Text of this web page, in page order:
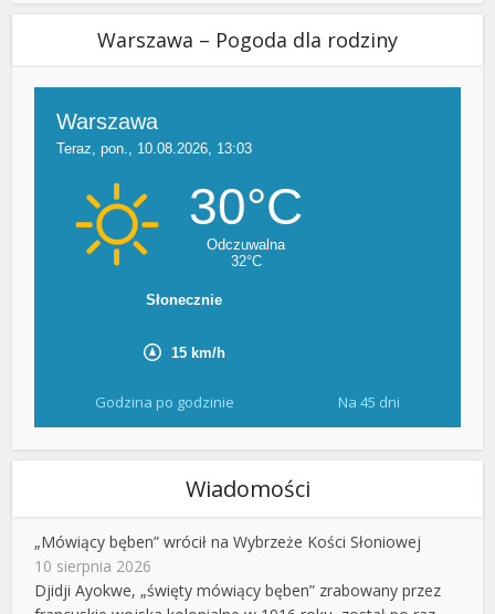
Warszawa – Pogoda dla rodziny
Godzina po godzinie Na 45 dni
Wiadomości
„Mówiący bęben” wrócił na Wybrzeże Kości Słoniowej
10 sierpnia 2026
Djidji Ayokwe, „święty mówiący bęben” zrabowany przez